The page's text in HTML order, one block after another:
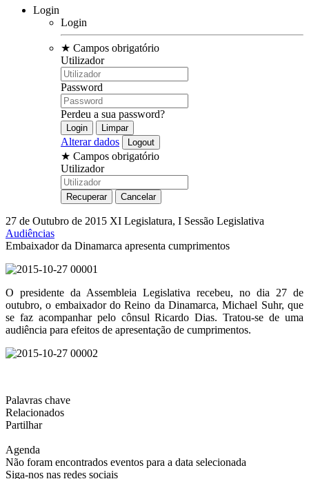
Login
Login
★ Campos obrigatório
Utilizador
Password
Perdeu a sua password?
Alterar dados
★ Campos obrigatório
Utilizador
27 de Outubro de 2015 XI Legislatura, I Sessão Legislativa
Audiências
Embaixador da Dinamarca apresenta cumprimentos
O presidente da Assembleia Legislativa recebeu, no dia 27 de
outubro, o embaixador do Reino da Dinamarca, Michael Suhr, que
se faz acompanhar pelo cônsul Ricardo Dias. Tratou-se de uma
audiência para efeitos de apresentação de cumprimentos.
Palavras chave
Relacionados
Partilhar
Agenda
Não foram encontrados eventos para a data selecionada
Siga-nos nas redes sociais